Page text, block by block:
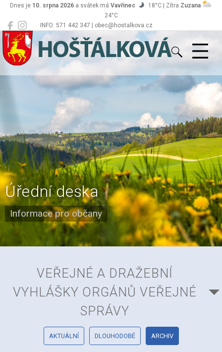
INFO: 571 442 347 | obec@hostalkova.cz
Dnes je 10. srpna 2026 a svátek má Vavřinec 18°C | Zítra Zuzana
24°C
Hošťálková
Úřední deska
Informace pro občany
VEŘEJNÉ A DRAŽEBNÍ
VYHLÁŠKY ORGÁNŮ VEŘEJNÉ
SPRÁVY
AKTUÁLNÍ DLOUHODOBÉ ARCHIV